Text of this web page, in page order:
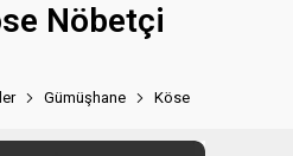
Nöbetçi
Gümüşhane Köse